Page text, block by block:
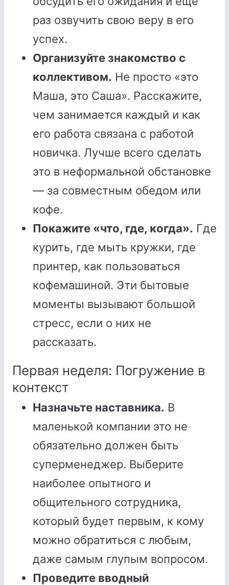
раз озвучить свою веру в его
успех.
Организуйте знакомство с
коллективом. Не просто «это
Маша, это Саша». Расскажите,
чем занимается каждый и как
его работа связана с работой
новичка. Лучше всего сделать
это в неформальной обстановке
— за совместным обедом или
кофе.
Покажите «что, где, когда». Где
курить, где мыть кружки, где
принтер, как пользоваться
кофемашиной. Эти бытовые
моменты вызывают большой
стресс, если о них не
рассказать.
Первая неделя: Погружение в
контекст
Назначьте наставника. В
маленькой компании это не
обязательно должен быть
суперменеджер. Выберите
наиболее опытного и
общительного сотрудника,
который будет первым, к кому
можно обратиться с любым,
даже самым глупым вопросом.
Проведите вводный